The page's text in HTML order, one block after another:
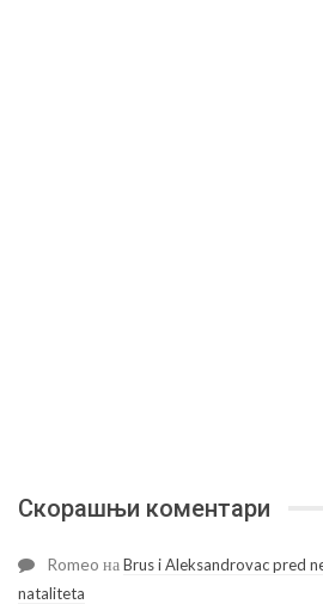
Скорашњи коментари
Romeo наBrus i Aleksandrovac pred
nataliteta